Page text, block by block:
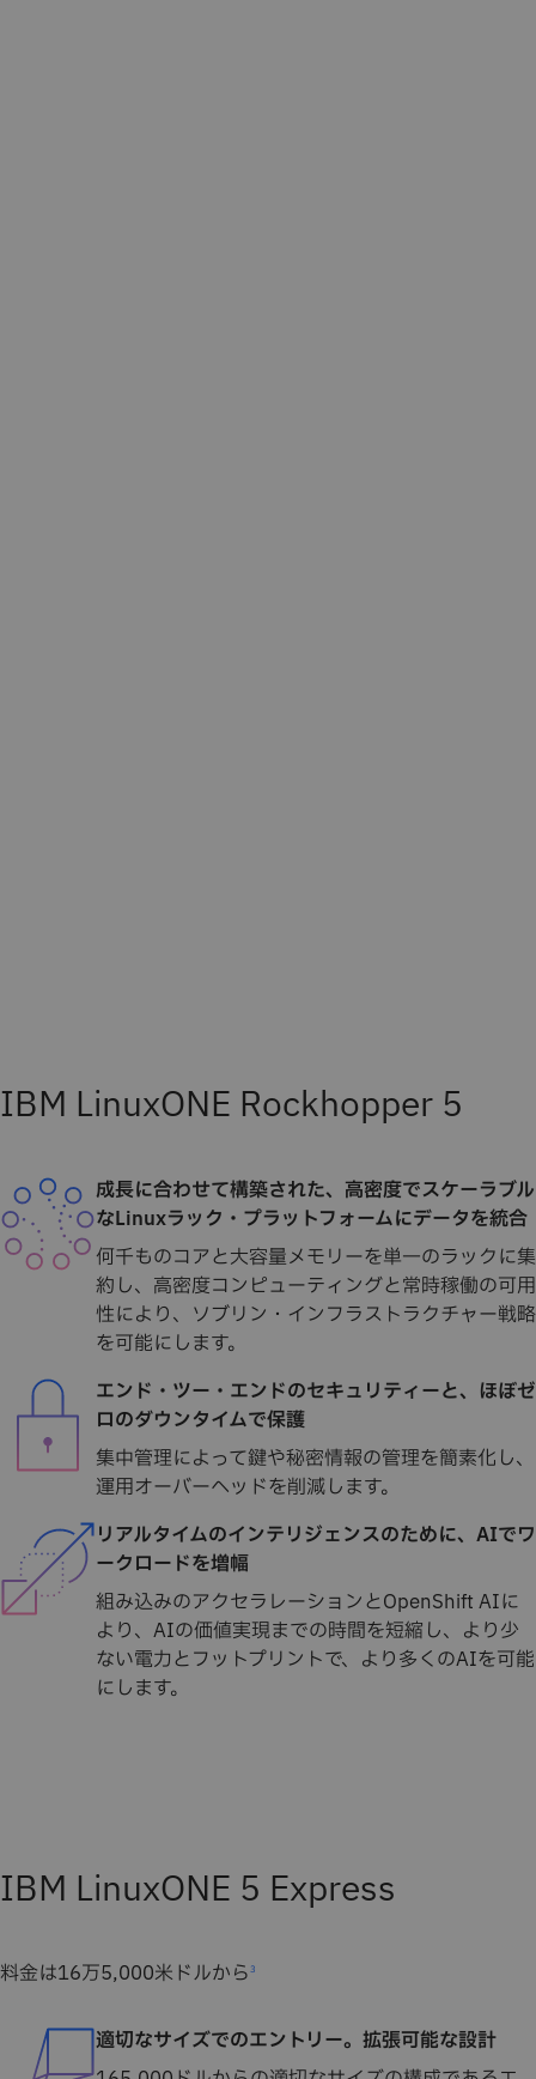
IBM LinuxONE Rockhopper 5
成長に合わせて構築された、高密度でスケーラブル
なLinuxラック・プラットフォームにデータを統合
何千ものコアと大容量メモリーを単一のラックに集
約し、高密度コンピューティングと常時稼働の可用
性により、ソブリン・インフラストラクチャー戦略
を可能にします。
エンド・ツー・エンドのセキュリティーと、ほぼゼ
ロのダウンタイムで保護
集中管理によって鍵や秘密情報の管理を簡素化し、
運用オーバーヘッドを削減します。
リアルタイムのインテリジェンスのために、AIでワ
ークロードを増幅
組み込みのアクセラレーションとOpenShift AIに
より、AIの価値実現までの時間を短縮し、より少
ない電力とフットプリントで、より多くのAIを可能
にします。
IBM LinuxONE 5 Express
料金は16万5,000米ドルから 3
適切なサイズでのエントリー。拡張可能な設計